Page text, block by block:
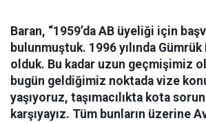
Baran, “1959’da AB üyeliği için
bulunmuştuk. 1996 yılında Gümrük
olduk. Bu kadar uzun geçmişimiz
bugün geldiğimiz noktada vize
yaşıyoruz, taşımacılıkta kota
karşıyayız. Tüm bunların üzerine